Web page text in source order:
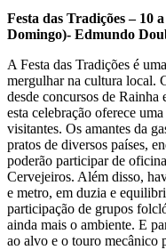
Festa das Tradições – 10
Domingo)- Edmundo
A Festa das Tradições é
mergulhar na cultura local.
desde concursos de Rainha
esta celebração oferece
visitantes. Os amantes da
pratos de diversos países,
poderão participar de
Cervejeiros. Além disso,
e metro, em duzia e
participação de grupos
ainda mais o ambiente. E
ao alvo e o touro mecânico